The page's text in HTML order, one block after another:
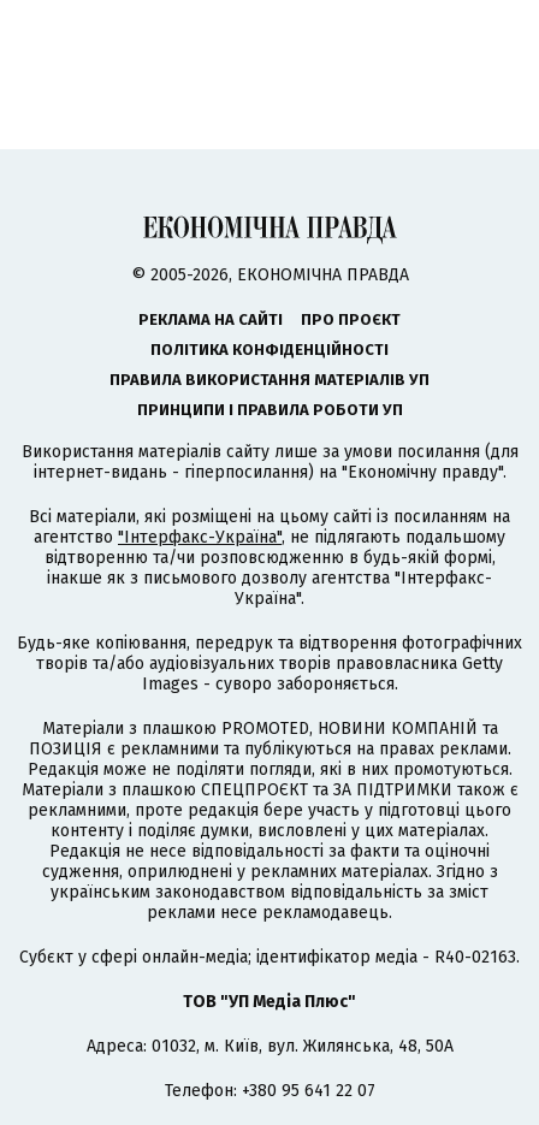
© 2005-2026, ЕКОНОМІЧНА ПРАВДА
РЕКЛАМА НА САЙТІ
ПРО ПРОЄКТ
ПОЛІТИКА КОНФІДЕНЦІЙНОСТІ
ПРАВИЛА ВИКОРИСТАННЯ МАТЕРІАЛІВ УП
ПРИНЦИПИ І ПРАВИЛА РОБОТИ УП
Використання матеріалів сайту лише за умови посилання (для
інтернет-видань - гіперпосилання) на "Економічну правду".
Всі матеріали, які розміщені на цьому сайті із посиланням на
агентство "Інтерфакс-Україна", не підлягають подальшому
відтворенню та/чи розповсюдженню в будь-якій формі,
інакше як з письмового дозволу агентства "Інтерфакс-
Україна".
Будь-яке копіювання, передрук та відтворення фотографічних
творів та/або аудіовізуальних творів правовласника Getty
Images - суворо забороняється.
Матеріали з плашкою PROMOTED, НОВИНИ КОМПАНІЙ та
ПОЗИЦІЯ є рекламними та публікуються на правах реклами.
Редакція може не поділяти погляди, які в них промотуються.
Матеріали з плашкою СПЕЦПРОЄКТ та ЗА ПІДТРИМКИ також є
рекламними, проте редакція бере участь у підготовці цього
контенту і поділяє думки, висловлені у цих матеріалах.
Редакція не несе відповідальності за факти та оціночні
судження, оприлюднені у рекламних матеріалах. Згідно з
українським законодавством відповідальність за зміст
реклами несе рекламодавець.
Cубєкт у сфері онлайн-медіа; ідентифікатор медіа - R40-02163.
ТОВ "УП Медіа Плюс"
Адреса: 01032, м. Київ, вул. Жилянська, 48, 50А
Телефон: +380 95 641 22 07